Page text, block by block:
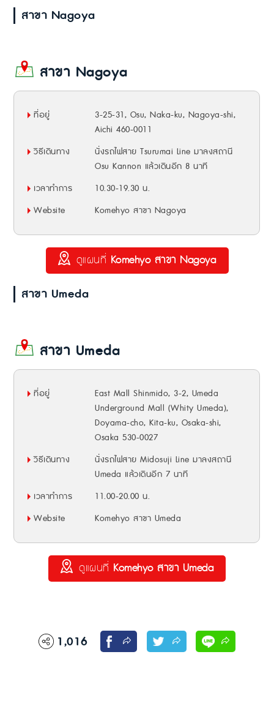
สาขา Nagoya
สาขา Nagoya
ที่อยู่
3-25-31, Osu, Naka-ku, Nagoya-shi,
Aichi 460-0011
วิธีเดินทาง
นั่งรถไฟสาย Tsurumai Line มาลงสถานี
Osu Kannon แล้วเดินอีก 8 นาที
เวลาทำการ
10.30-19.30 น.
Website
Komehyo สาขา Nagoya
ดูแผนที่ Komehyo สาขา Nagoya
สาขา Umeda
สาขา Umeda
ที่อยู่
East Mall Shinmido, 3-2, Umeda
Underground Mall (Whity Umeda),
Doyama-cho, Kita-ku, Osaka-shi,
Osaka 530-0027
วิธีเดินทาง
นั่งรถไฟสาย Midosuji Line มาลงสถานี
Umeda แล้วเดินอีก 7 นาที
เวลาทำการ
11.00-20.00 น.
Website
Komehyo สาขา Umeda
ดูแผนที่ Komehyo สาขา Umeda
1,016